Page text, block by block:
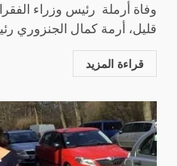
وفاة أرملة رئيس وزراء
قليل، أرمة كمال الجنزوري
قراءة المزيد